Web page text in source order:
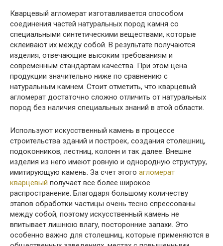
Кварцевый агломерат изготавливается способом
соединения частей натуральных пород камня со
специальными синтетическими веществами, которые
склеивают их между собой. В результате получаются
изделия, отвечающие высоким требованиям и
современным стандартам качества. При этом цена
продукции значительно ниже по сравнению с
натуральным камнем. Стоит отметить, что кварцевый
агломерат достаточно сложно отличить от натуральных
пород без наличия специальных знаний в этой области.
Используют искусственный камень в процессе
строительства зданий и построек, создания столешниц,
подоконников, лестниц, колонн и так далее. Внешне
изделия из него имеют ровную и однородную структуру,
имитирующую камень. За счет этого агломерат
кварцевый получает все более широкое
распространение. Благодаря большому количеству
этапов обработки частицы очень тесно спрессованы
между собой, поэтому искусственный камень не
впитывает лишнюю влагу, посторонние запахи. Это
особенно важно для столешниц, которые применяются в